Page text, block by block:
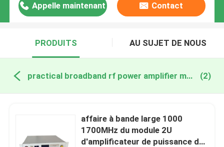
Appelle maintenant Contact
PRODUITS AU SUJET DE NOUS
practical broadband rf power amplifier module fabrication en ligne (2)
affaire à bande large 1000
1700MHz du module 2U
d'amplificateur de puissance de